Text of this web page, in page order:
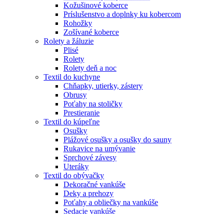
Kožušinové koberce
Príslušenstvo a doplnky ku kobercom
Rohožky
Zošívané koberce
Rolety a žáluzie
Plisé
Rolety
Rolety deň a noc
Textil do kuchyne
Chňapky, utierky, zástery
Obrusy
Poťahy na stoličky
Prestieranie
Textil do kúpeľne
Osušky
Plážové osušky a osušky do sauny
Rukavice na umývanie
Sprchové závesy
Uteráky
Textil do obývačky
Dekoračné vankúše
Deky a prehozy
Poťahy a obliečky na vankúše
Sedacie vankúše